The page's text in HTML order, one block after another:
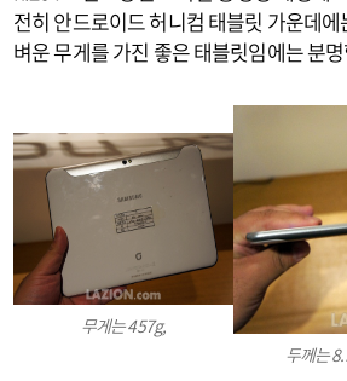
전히 안드로이드 허니컴 태블릿 가운데
벼운 무게를 가진 좋은 태블릿임에는 분
무게는 457g,
두께는